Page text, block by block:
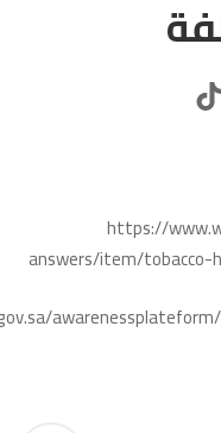
https://
answers/item/